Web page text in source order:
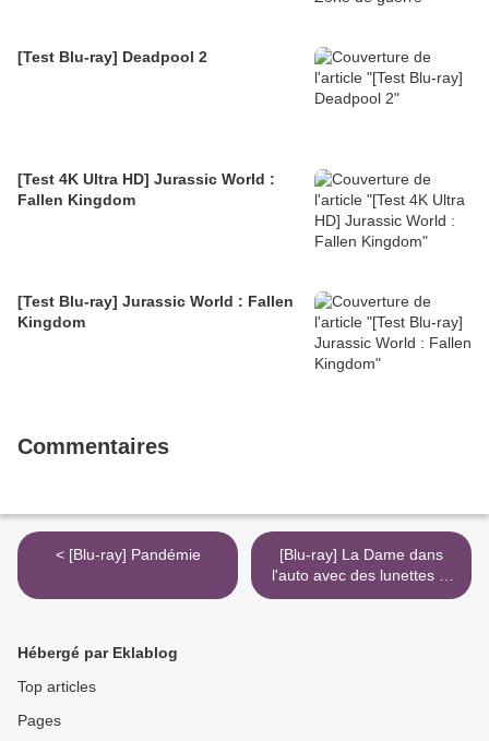
[Test Blu-ray] Deadpool 2
[Test 4K Ultra HD] Jurassic World :
Fallen Kingdom
[Test Blu-ray] Jurassic World : Fallen
Kingdom
Commentaires
< [Blu-ray] Pandémie
[Blu-ray] La Dame dans
l'auto avec des lunettes et
un fusil >
Hébergé par Eklablog
Top articles
Pages